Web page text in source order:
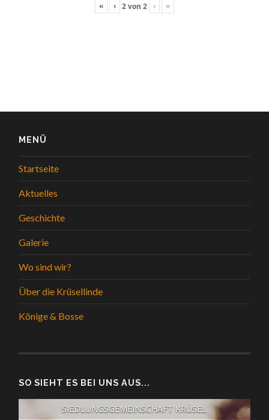
« ‹ 2von 2 › »
MENÜ
Startseite
Aktuelles
Geschichte
Galerie
Wo sind wir?
Über die Krüsellinde
Könige & Bosse
SO SIEHT ES BEI UNS AUS...
SIEDLUNGSGEMEINSCHAFT KRÜSEL